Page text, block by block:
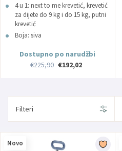
4 u 1: next to me krevetić, krevetić
za dijete do 9 kg i do 15 kg, putni
krevetić
Boja: siva
Dostupno po narudžbi
€225,90 €192,02
Filteri
Novo